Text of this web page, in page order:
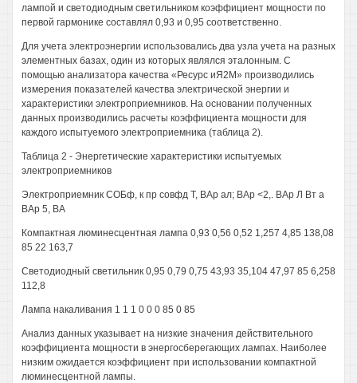
лампой и светодиодным светильником коэффициент мощности по
первой гармонике составлял 0,93 и 0,95 соответственно.
Для учета электроэнергии использовались два узла учета на разных
элементных базах, один из которых являлся эталонным. С
помощью анализатора качества «Ресурс иЯ2М» производились
измерения показателей качества электрической энергии и
характеристики электроприемников. На основании полученных
данных производились расчеты коэффициента мощности для
каждого испытуемого электроприемника (таблица 2).
Таблица 2 - Энергетические характеристики испытуемых
электроприемников
Электроприемник СОБф, к пр совфд Т, ВАр ал; ВАр <2,. ВАр Л Вт а
ВАр 5, ВА
Компактная люминесцентная лампа 0,93 0,56 0,52 1,257 4,85 138,08
85 22 163,7
Светодиодный светильник 0,95 0,79 0,75 43,93 35,104 47,97 85 6,258
112,8
Лампа накаливания 1 1 1 0 0 0 85 0 85
Анализ данных указывает на низкие значения действительного
коэффициента мощности в энергосберегающих лампах. Наиболее
низким ожидается коэффициент при использовании компактной
люминесцентной лампы.